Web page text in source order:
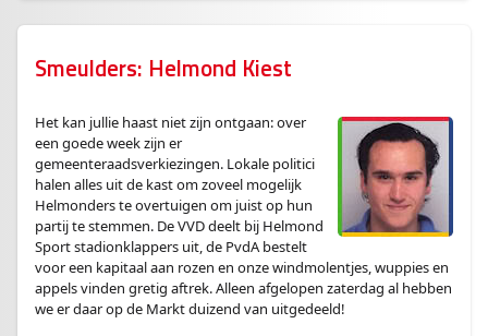
Smeulders: Helmond Kiest
Het kan jullie haast niet zijn ontgaan: over
een goede week zijn er
gemeenteraadsverkiezingen. Lokale politici
halen alles uit de kast om zoveel mogelijk
Helmonders te overtuigen om juist op hun
partij te stemmen. De VVD deelt bij Helmond
Sport stadionklappers uit, de PvdA bestelt
voor een kapitaal aan rozen en onze windmolentjes, wuppies en
appels vinden gretig aftrek. Alleen afgelopen zaterdag al hebben
we er daar op de Markt duizend van uitgedeeld!